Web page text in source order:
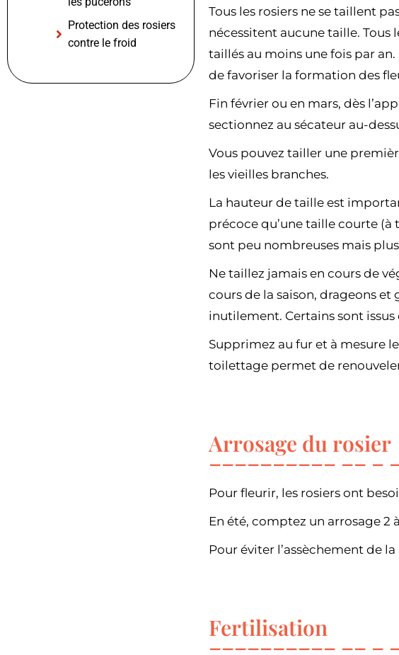
Protection des rosiers
contre le froid
Tous les rosiers ne se taillent
nécessitent aucune taille. Tous
taillés au moins une fois par
de favoriser la formation des
Fin février ou en mars, dès
sectionnez au sécateur au-
Vous pouvez tailler une
les vieilles branches.
La hauteur de taille est
précoce qu’une taille courte (à
sont peu nombreuses mais plus
Ne taillez jamais en cours de
cours de la saison, drageons
inutilement. Certains sont issus
Supprimez au fur et à mesure
toilettage permet de
Arrosage du rosier
Pour fleurir, les rosiers ont
En été, comptez un arrosage 2
Pour éviter l’assèchement de
Fertilisation